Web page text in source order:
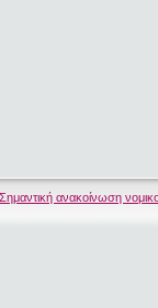
Σημαντική ανακοίνωση